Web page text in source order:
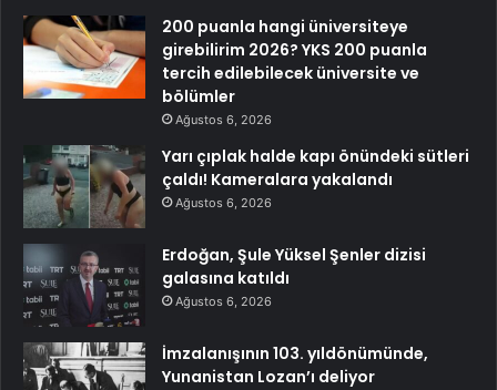
200 puanla hangi üniversiteye
girebilirim 2026? YKS 200 puanla
tercih edilebilecek üniversite ve
bölümler
Ağustos 6, 2026
Yarı çıplak halde kapı önündeki sütleri
çaldı! Kameralara yakalandı
Ağustos 6, 2026
Erdoğan, Şule Yüksel Şenler dizisi
galasına katıldı
Ağustos 6, 2026
İmzalanışının 103. yıldönümünde,
Yunanistan Lozan’ı deliyor